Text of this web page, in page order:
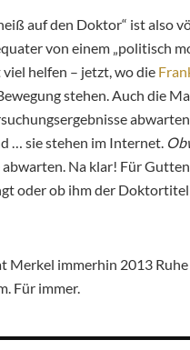
auf den Doktor“ ist also
von einem „politisch
helfen – jetzt, wo die
stehen. Auch die
… sie stehen im Internet.
Na klar! Für
oder ob ihm der
Merkel immerhin 2013
Für immer.